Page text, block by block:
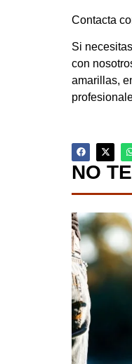
Contacta
Si
con
amarillas,
NO